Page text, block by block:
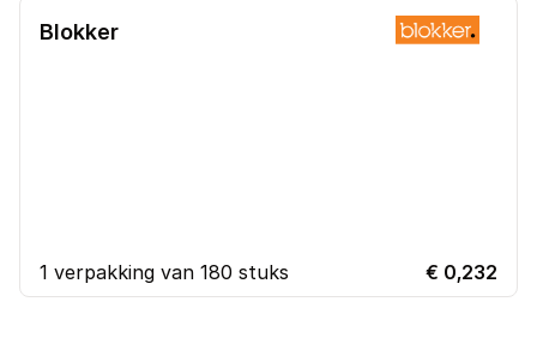
Blokker
1 verpakking van 180 stuks € 0,232